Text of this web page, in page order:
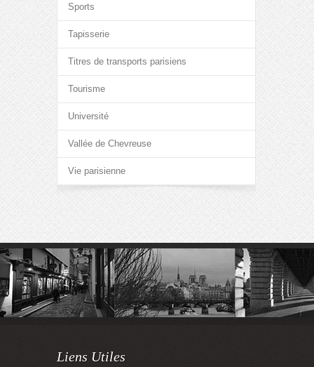
Sports
Tapisserie
Titres de transports parisiens
Tourisme
Université
Vallée de Chevreuse
Vie parisienne
Liens Utiles